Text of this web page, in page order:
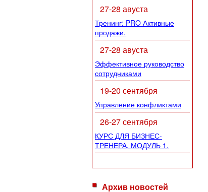
27-28 авуста
Тренинг: PRO Активные
продажи.
27-28 авуста
Эффективное руководство
сотрудниками
19-20 сентября
Управление конфликтами
26-27 сентября
КУРС ДЛЯ БИЗНЕС-
ТРЕНЕРА. МОДУЛЬ 1.
Архив новостей